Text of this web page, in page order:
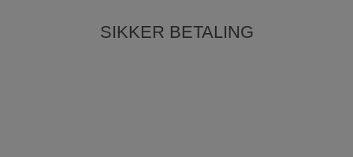
SIKKER BETALING